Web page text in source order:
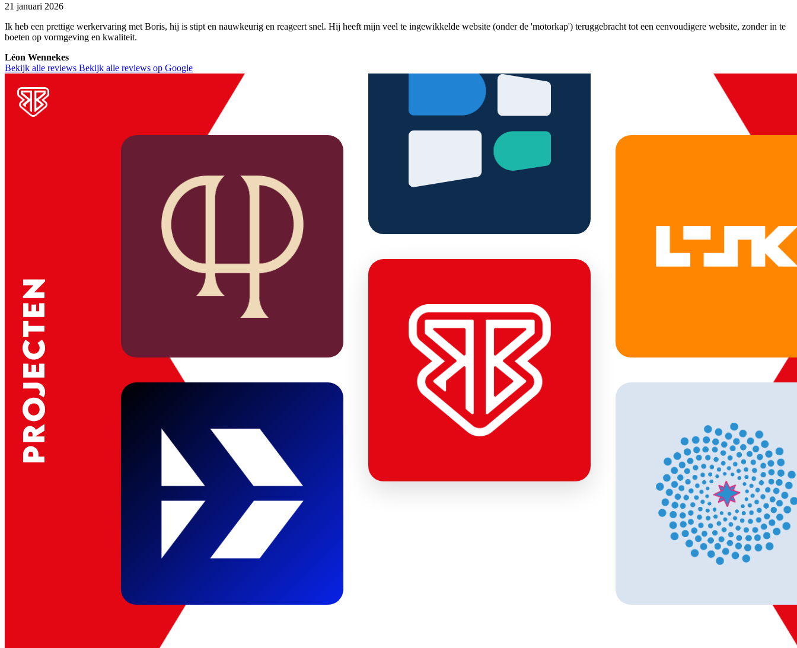
21 januari 2026
Ik heb een prettige werkervaring met Boris, hij is stipt en nauwkeurig en reageert snel. Hij heeft mijn veel te ingewikkelde website (onder de 'motorkap') teruggebracht tot een eenvoudigere website, zonder in te
boeten op vormgeving en kwaliteit.
Léon Wennekes
Bekijk alle reviews Bekijk alle reviews op Google